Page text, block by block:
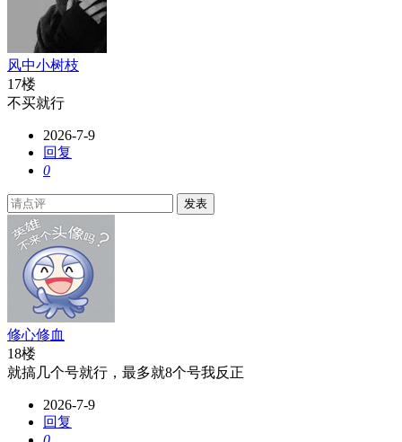
风中小树枝
17楼
不买就行
2026-7-9
回复
0
发表
修心修血
18楼
就搞几个号就行，最多就8个号我反正
2026-7-9
回复